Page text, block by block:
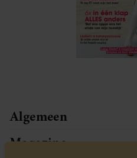
Algemeen
Magazine